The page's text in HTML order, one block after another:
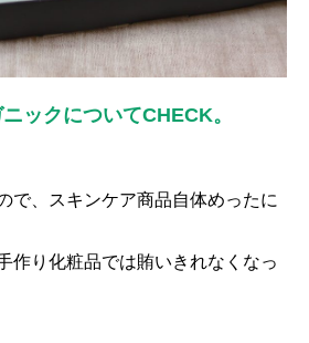
ックについてCHECK。
で、スキンケア商品自体めったに
作り化粧品では賄いきれなくなっ